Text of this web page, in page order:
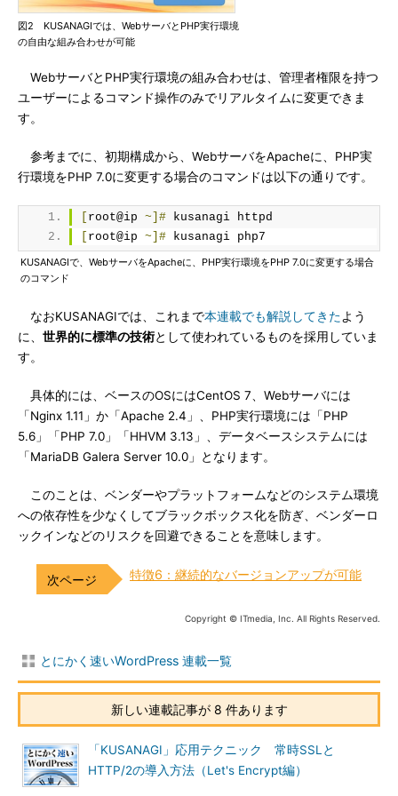
図2 KUSANAGIでは、WebサーバとPHP実行環境
の自由な組み合わせが可能
WebサーバとPHP実行環境の組み合わせは、管理者権限を持つ
ユーザーによるコマンド操作のみでリアルタイムに変更できま
す。
参考までに、初期構成から、WebサーバをApacheに、PHP実
行環境をPHP 7.0に変更する場合のコマンドは以下の通りです。
[ root@ip ~]# kusanagi httpd
[ root@ip ~]# kusanagi php7
KUSANAGIで、WebサーバをApacheに、PHP実行環境をPHP 7.0に変更する場合
のコマンド
なおKUSANAGIでは、これまで本連載でも解説してきたよう
に、 世界的に標準の技術として使われているものを採用していま
す。
具体的には、ベースのOSにはCentOS 7、Webサーバには
「Nginx 1.11」か「Apache 2.4」、PHP実行環境には「PHP
5.6」「PHP 7.0」「HHVM 3.13」、データベースシステムには
「MariaDB Galera Server 10.0」となります。
このことは、ベンダーやプラットフォームなどのシステム環境
への依存性を少なくしてブラックボックス化を防ぎ、ベンダーロ
ックインなどのリスクを回避できることを意味します。
特徴6：継続的なバージョンアップが可能
Copyright © ITmedia, Inc. All Rights Reserved.
とにかく速いWordPress 連載一覧
新しい連載記事が 8 件あります
「KUSANAGI」応用テクニック 常時SSLと
HTTP/2の導入方法（Let's Encrypt編）